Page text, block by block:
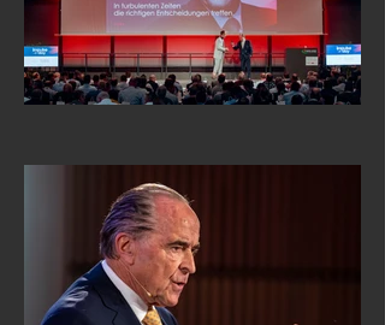
des Kapitäns, schnallen sie sich
an.
und was es braucht, es sicher zu
Von den Erkenntnissen der
Luftfahrt, von ihren einmalig